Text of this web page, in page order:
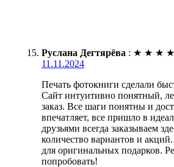
Руслана Дегтярёва : ★ ★ ★ ★
11.11.2024
Печать фотокниги сделали
Сайт интуитивно понятный,
заказ. Все шаги понятны и
впечатляет, все пришло в
друзьями всегда заказываем
количество вариантов и
для оригинальных подарков.
попробовать!